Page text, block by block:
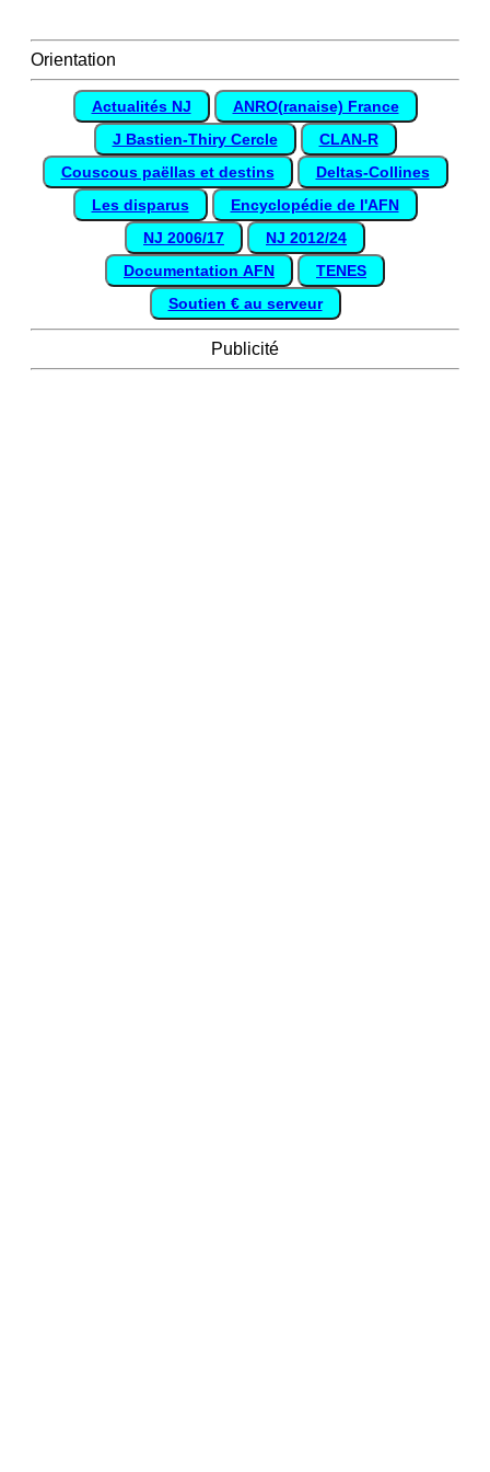
Orientation
Actualités NJ
ANRO(ranaise) France
J Bastien-Thiry Cercle
CLAN-R
Couscous paëllas et destins
Deltas-Collines
Les disparus
Encyclopédie de l'AFN
NJ 2006/17
NJ 2012/24
Documentation AFN
TENES
Soutien € au serveur
Publicité